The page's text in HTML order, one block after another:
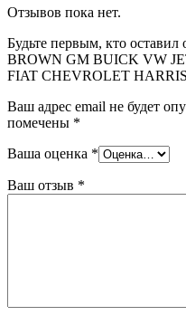
Отзывов пока нет.
Будьте первым, кто оставил
BROWN GM BUICK VW
FIAT CHEVROLET
Ваш адрес email не будет
помечены *
Ваша оценка *
Ваш отзыв *